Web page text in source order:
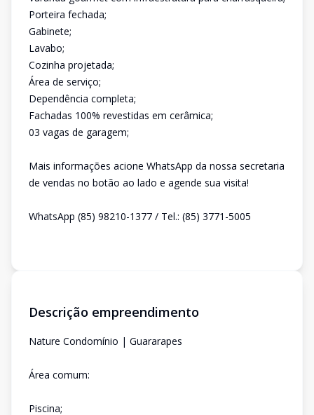
Porteira fechada;
Gabinete;
Lavabo;
Cozinha projetada;
Área de serviço;
Dependência completa;
Fachadas 100% revestidas em cerâmica;
03 vagas de garagem;
Mais informações acione WhatsApp da nossa secretaria
de vendas no botão ao lado e agende sua visita!
WhatsApp (85) 98210-1377 / Tel.: (85) 3771-5005
Descrição empreendimento
Nature Condomínio | Guararapes
Área comum:
Piscina;